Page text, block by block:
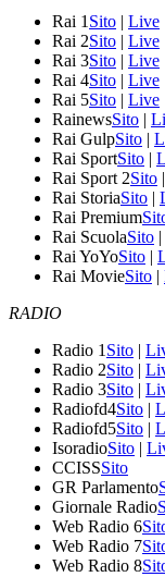
Rai 1 Sito | Live
Rai 2Sito | Live
Rai 3Sito | Live
Rai 4Sito | Live
Rai 5Sito | Live
RainewsSito |
Rai GulpSito |
Rai SportSito |
Rai Sport 2Sito |
Rai StoriaSito |
Rai Premium
Rai ScuolaSito |
Rai YoYoSito |
Rai MovieSito |
RADIO
Radio 1 Sito |
Radio 2Sito |
Radio 3Sito |
Radiofd4Sito |
Radiofd5Sito |
IsoradioSito |
CCISSSito
GR Parlamento
Giornale Radio
Web Radio 6
Web Radio 7
Web Radio 8